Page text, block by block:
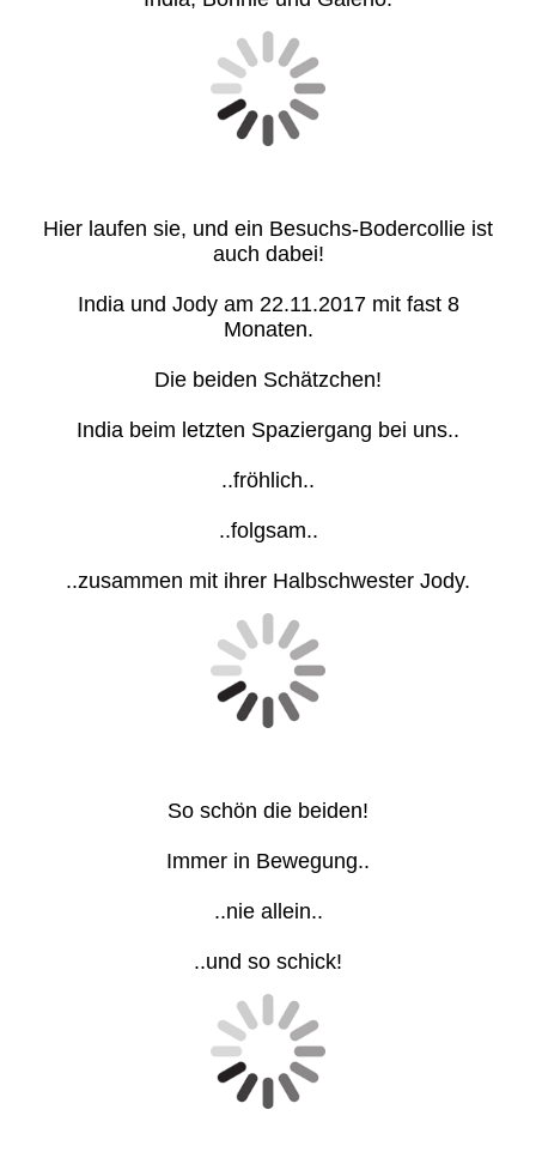
Hier laufen sie, und ein Besuchs-Bodercollie ist
auch dabei!
India und Jody am 22.11.2017 mit fast 8
Monaten.
Die beiden Schätzchen!
India beim letzten Spaziergang bei uns..
..fröhlich..
..folgsam..
..zusammen mit ihrer Halbschwester Jody.
So schön die beiden!
Immer in Bewegung..
..nie allein..
..und so schick!